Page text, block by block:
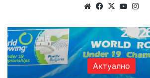
WebsiteFacebook
X
Актуално